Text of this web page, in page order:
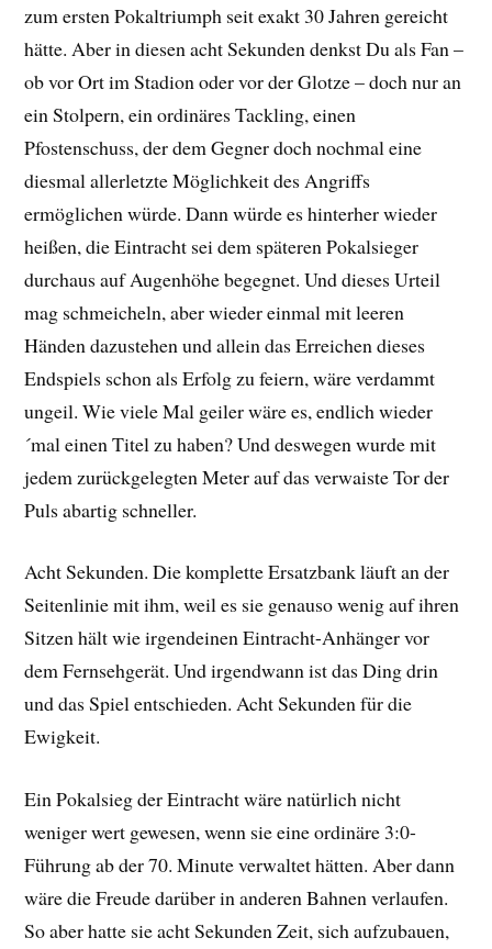
zum ersten Pokaltriumph seit exakt 30 Jahren gereicht
hätte. Aber in diesen acht Sekunden denkst Du als Fan –
ob vor Ort im Stadion oder vor der Glotze – doch nur an
ein Stolpern, ein ordinäres Tackling, einen
Pfostenschuss, der dem Gegner doch nochmal eine
diesmal allerletzte Möglichkeit des Angriffs
ermöglichen würde. Dann würde es hinterher wieder
heißen, die Eintracht sei dem späteren Pokalsieger
durchaus auf Augenhöhe begegnet. Und dieses Urteil
mag schmeicheln, aber wieder einmal mit leeren
Händen dazustehen und allein das Erreichen dieses
Endspiels schon als Erfolg zu feiern, wäre verdammt
ungeil. Wie viele Mal geiler wäre es, endlich wieder
´mal einen Titel zu haben? Und deswegen wurde mit
jedem zurückgelegten Meter auf das verwaiste Tor der
Puls abartig schneller.
Acht Sekunden. Die komplette Ersatzbank läuft an der
Seitenlinie mit ihm, weil es sie genauso wenig auf ihren
Sitzen hält wie irgendeinen Eintracht-Anhänger vor
dem Fernsehgerät. Und irgendwann ist das Ding drin
und das Spiel entschieden. Acht Sekunden für die
Ewigkeit.
Ein Pokalsieg der Eintracht wäre natürlich nicht
weniger wert gewesen, wenn sie eine ordinäre 3:0-
Führung ab der 70. Minute verwaltet hätten. Aber dann
wäre die Freude darüber in anderen Bahnen verlaufen.
So aber hatte sie acht Sekunden Zeit, sich aufzubauen,